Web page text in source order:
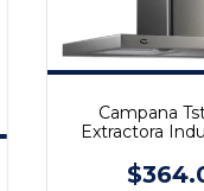
Campana
Extractora